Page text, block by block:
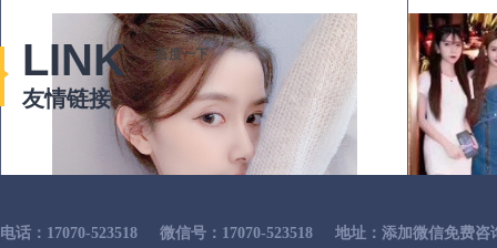
LINK
友情链接
百度一下
电话：17070-523518 微信号：17070-523518 地址：添加微信免费